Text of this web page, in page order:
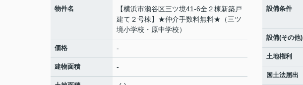
物件名
【横浜市瀬谷区三ツ境41-6全２棟新築戸
建て２号棟】★仲介手数料無料★（三ツ
境小学校・原中学校）
価格 -
建物面積 -
設備条件
設備(その他)
土地権利
国土法届出